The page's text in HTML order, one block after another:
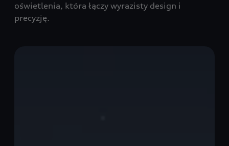
oświetlenia, która łączy wyrazisty design i
precyzję.